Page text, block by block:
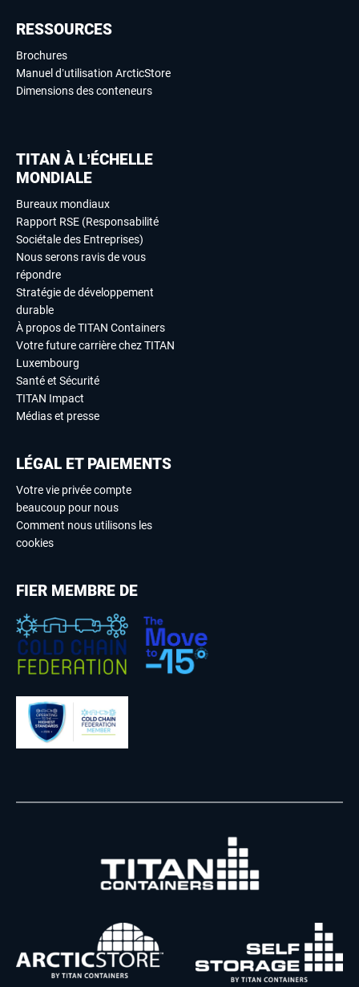
RESSOURCES
Brochures
Manuel d’utilisation ArcticStore
Dimensions des conteneurs
TITAN À L’ÉCHELLE
MONDIALE
Bureaux mondiaux
Rapport RSE (Responsabilité
Sociétale des Entreprises)
Nous serons ravis de vous
répondre
Stratégie de développement
durable
À propos de TITAN Containers
Votre future carrière chez TITAN
Luxembourg
Santé et Sécurité
TITAN Impact
Médias et presse
LÉGAL ET PAIEMENTS
Votre vie privée compte
beaucoup pour nous
Comment nous utilisons les
cookies
FIER MEMBRE DE